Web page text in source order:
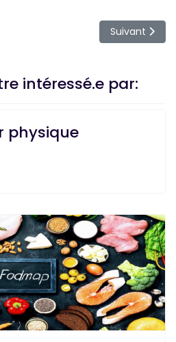
la rentrée : Reprenez de bonnes
Article
Suivant
intéressé.e par:
physique